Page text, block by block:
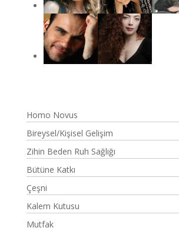
Homo Novus
Bireysel/Kişisel Gelişim
Zihin Beden Ruh Sağlığı
Bütüne Katkı
Çeşni
Kalem Kutusu
Mutfak